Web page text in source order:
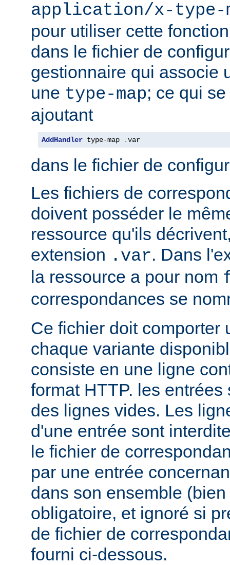
application/x-type-
pour utiliser cette
dans le fichier de
gestionnaire qui associe
une type-map; ce qui
ajoutant
AddHandler type-map .var
dans le fichier de
Les fichiers de
doivent posséder le
ressource qu'ils
extension .var. Dans
la ressource a pour nom
correspondances se
Ce fichier doit comporter
chaque variante
consiste en une ligne
format HTTP. les
des lignes vides. Les
d'une entrée sont
le fichier de
par une entrée
dans son ensemble
obligatoire, et ignoré si
de fichier de
fourni ci-dessous.